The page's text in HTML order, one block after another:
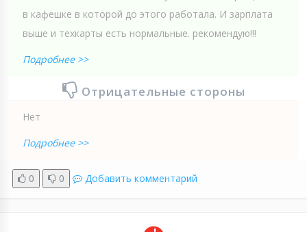
в кафешке в которой до этого работала. И зарплата
выше и техкарты есть нормальные. рекомендую!!!
Подробнее >>
Отрицательные стороны
Нет
Подробнее >>
0 0 Добавить комментарий